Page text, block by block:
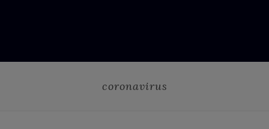
coronavirus